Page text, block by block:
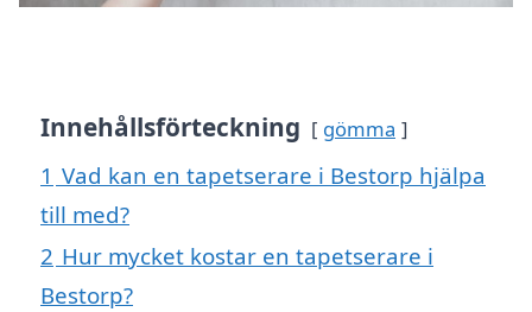
Innehållsförteckning gömma
1 Vad kan en tapetserare i Bestorp hjälpa
till med?
2 Hur mycket kostar en tapetserare i
Bestorp?